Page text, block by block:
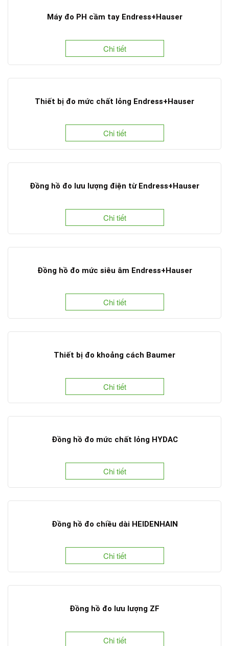
Máy đo PH cầm tay Endress+Hauser
Chi tiết
Thiết bị đo mức chất lỏng Endress+Hauser
Chi tiết
Đồng hồ đo lưu lượng điện từ Endress+Hauser
Chi tiết
Đồng hồ đo mức siêu âm Endress+Hauser
Chi tiết
Thiết bị đo khoảng cách Baumer
Chi tiết
Đồng hồ đo mức chất lỏng HYDAC
Chi tiết
Đồng hồ đo chiều dài HEIDENHAIN
Chi tiết
Đồng hồ đo lưu lượng ZF
Chi tiết